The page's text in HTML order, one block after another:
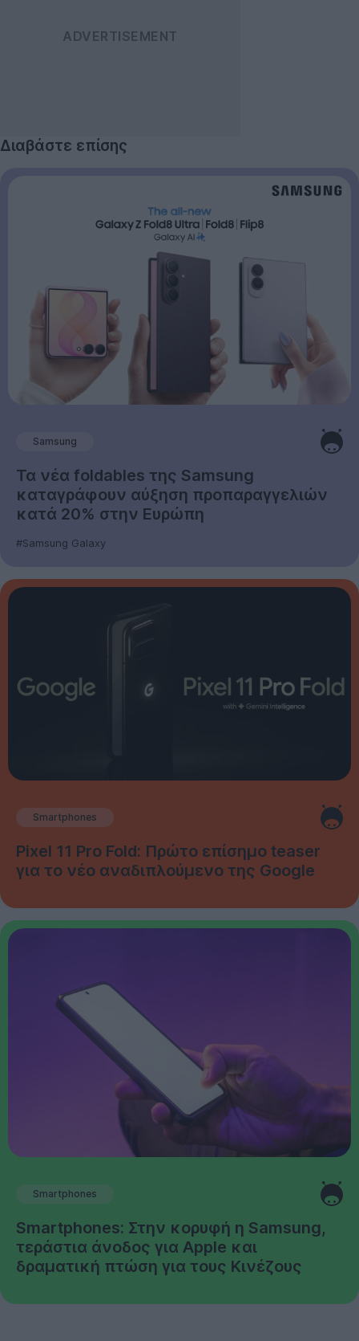
Διαβάστε επίσης
Samsung
Τα νέα foldables της Samsung
καταγράφουν αύξηση προπαραγγελιών
κατά 20% στην Ευρώπη
#Samsung Galaxy
Smartphones
Pixel 11 Pro Fold: Πρώτο επίσημο teaser
για το νέο αναδιπλούμενο της Google
Smartphones
Smartphones: Στην κορυφή η Samsung,
τεράστια άνοδος για Apple και
δραματική πτώση για τους Κινέζους